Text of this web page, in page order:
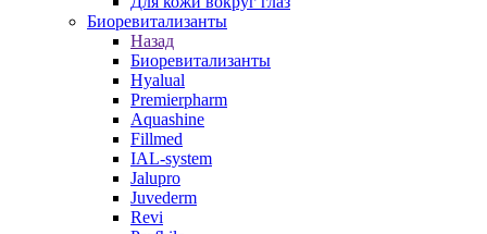
Биоревитализанты
Назад
Биоревитализанты
Hyalual
Premierpharm
Aquashine
Fillmed
IAL-system
Jalupro
Juvederm
Revi